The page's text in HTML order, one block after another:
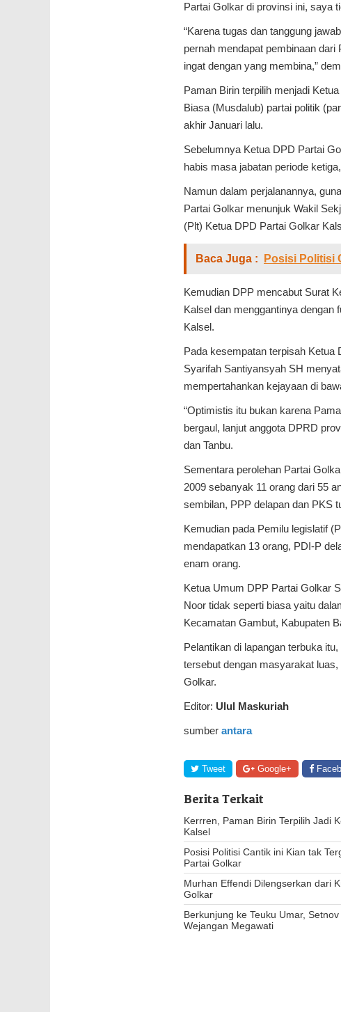
Partai Golkar di provinsi ini, saya
“Karena tugas dan tanggung
pernah mendapat pembinaan
ingat dengan yang membina,”
Paman Birin terpilih menjadi
Biasa (Musdalub) partai politik
akhir Januari lalu.
Sebelumnya Ketua DPD Partai
habis masa jabatan periode
Namun dalam perjalanannya,
Partai Golkar menunjuk Wakil
(Plt) Ketua DPD Partai Golkar
Baca Juga : Posisi Politisi
Kemudian DPP mencabut Surat
Kalsel dan menggantinya
Kalsel.
Pada kesempatan terpisah Ketua
Syarifah Santiyansyah SH
mempertahankan kejayaan di
“Optimistis itu bukan karena
bergaul, lanjut anggota DPRD
dan Tanbu.
Sementara perolehan Partai
2009 sebanyak 11 orang dari 55
sembilan, PPP delapan dan PKS
Kemudian pada Pemilu legislatif
mendapatkan 13 orang, PDI-P
enam orang.
Ketua Umum DPP Partai Golkar
Noor tidak seperti biasa yaitu
Kecamatan Gambut, Kabupaten
Pelantikan di lapangan terbuka
tersebut dengan masyarakat
Golkar.
Editor: Ulul Maskuriah
sumber antara
Tweet Google+
Berita Terkait
Kerrren, Paman Birin Terpilih Jadi
Kalsel
Posisi Politisi Cantik ini Kian tak
Partai Golkar
Murhan Effendi Dilengserkan dari
Golkar
Berkunjung ke Teuku Umar,
Wejangan Megawati